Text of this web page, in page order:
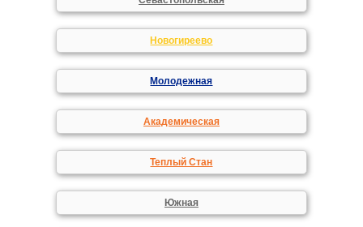
Новогиреево
Молодежная
Академическая
Теплый Стан
Южная